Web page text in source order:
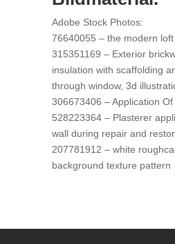
Adobe Stock Photos:
76640055 – the modern loft
315351169 – Exterior
insulation with scaffolding
through window, 3d
306673406 – Application Of
528223364 – Plasterer
wall during repair and
207781912 – white
background texture pattern